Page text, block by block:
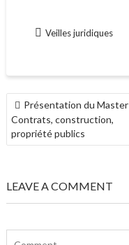
Veilles juridiques
NAVIGATION
DE
L’ARTICLE
Présentation du Master
Contrats, construction,
propriété publics
LEAVE A COMMENT